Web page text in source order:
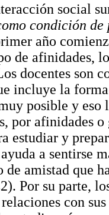
social
condición
año
de afinidades,
docentes son
incluye la
posible y eso
por afinidades
estudiar y
a sentirse
de amistad que
Por su parte,
relaciones con